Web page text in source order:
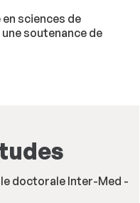
sciences de
soutenance de
doctorale Inter-Med -